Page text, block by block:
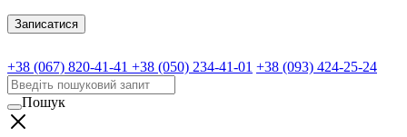
Записатися
+38 (067) 820-41-41 +38 (050) 234-41-01 +38 (093) 424-25-24
Пошук